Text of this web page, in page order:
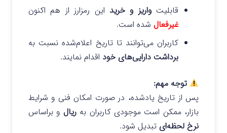
قابلیتواریز و خرید این رمزارز از هم اکنون
غیرفعال شده است.
کاربران می‌توانند تا تاریخ اعلام‌شده نسبت به
برداشت دارایی‌های خود اقدام نمایند.
توجه مهم:
پس از تاریخ یادشده، در صورت امکان فنی و شرایط
بازار، ممکن است موجودی کاربران بهریال و براساس
نرخ لحظه‌ای تبدیل شود.